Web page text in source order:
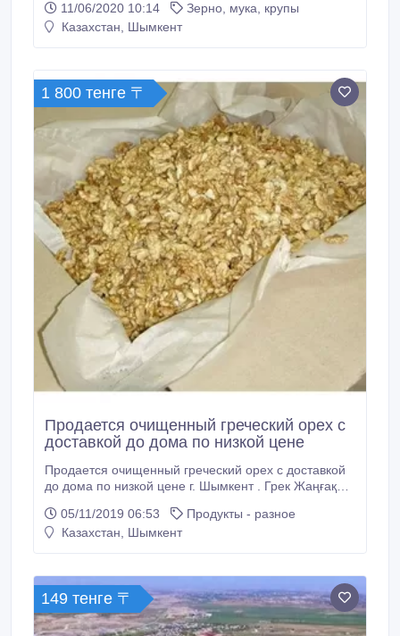
мешках по 25 кг. минимальная партия 10 тон.Цена с
доставкой не выше 100 тенге..
11/06/2020 10:14
Зерно, мука, крупы
Казахстан, Шымкент
1 800 тенге 〒
Продается очищенный греческий орех с
доставкой до дома по низкой цене
Продается очищенный греческий орех с доставкой
до дома по низкой цене г. Шымкент . Грек Жаңғақ
үйіңізге дейін жеткізіп береміз Шымкент қаласы
бойынша..
05/11/2019 06:53
Продукты - разное
Казахстан, Шымкент
149 тенге 〒